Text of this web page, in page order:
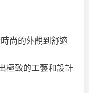
尚的外觀到舒適
極致的工藝和設計